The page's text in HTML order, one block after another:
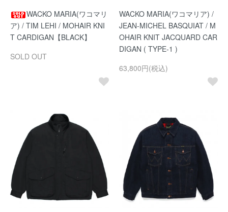
WACKO MARIA(ワコマリ
ア) / TIM LEHI / MOHAIR KNI
T CARDIGAN【BLACK】
SOLD OUT
WACKO MARIA(ワコマリア) /
JEAN-MICHEL BASQUIAT / M
OHAIR KNIT JACQUARD CAR
DIGAN ( TYPE-1 )
63,800円(税込)